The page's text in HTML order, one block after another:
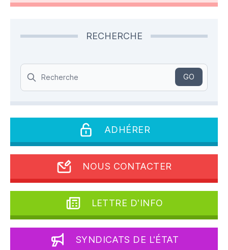
RECHERCHE
Search
GO
ADHÉRER
NOUS CONTACTER
LETTRE D'INFO
SYNDICATS DE L'ÉTAT